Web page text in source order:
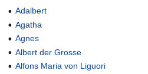
Adalbert
Agatha
Agnes
Albert der Grosse
Alfons Maria von Liguori